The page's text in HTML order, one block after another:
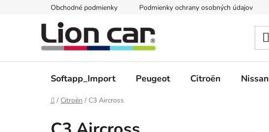
Obchodné podmienky Podmienky ochrany osobných údajov
Softapp_Import Peugeot Citroën Nissan
Domov
/ Citroën / C3 Aircross